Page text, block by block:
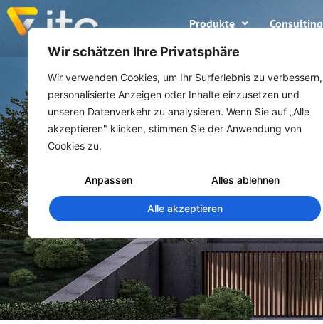
Wir schätzen Ihre Privatsphäre
Wir verwenden Cookies, um Ihr Surferlebnis zu verbessern,
personalisierte Anzeigen oder Inhalte einzusetzen und
unseren Datenverkehr zu analysieren. Wenn Sie auf „Alle
akzeptieren" klicken, stimmen Sie der Anwendung von
Cookies zu.
Anpassen Alles ablehnen
Alle akzeptieren
Produkte Consulting